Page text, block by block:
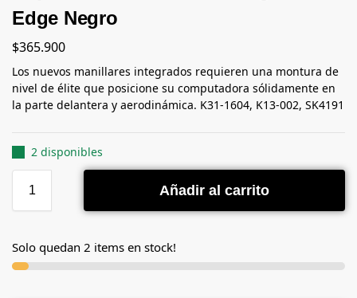
Edge Negro
$365.900
Los nuevos manillares integrados requieren una montura de
nivel de élite que posicione su computadora sólidamente en
la parte delantera y aerodinámica. K31-1604, K13-002, SK4191
2 disponibles
Añadir al carrito
Solo quedan 2 items en stock!